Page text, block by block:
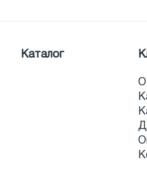
Каталог
О